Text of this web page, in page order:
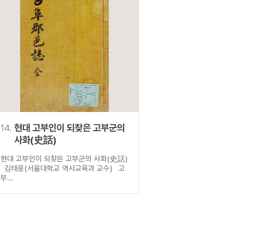
14. 현대 고부인이 되찾은 고부군의
사화(史話)
현대 고부인이 되찾은 고부군의 사화(史話)
김태웅(서울대학교 역사교육과 교수) 고
부...